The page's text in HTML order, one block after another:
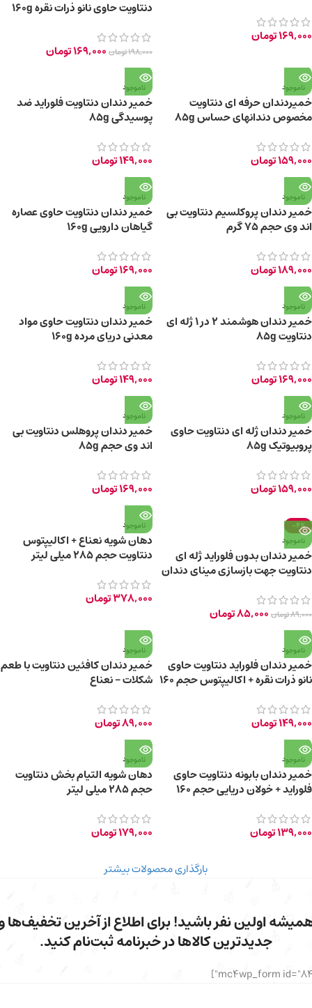
169,000تومان
دنتاویت حاوی نانو ذرات نقره 160g
198,000تومان 169,000تومان
ناموجود
خمیردندان حرفه ای دنتاویت
مخصوص دندان­های حساس 85g
159,000تومان
ناموجود
خمیر دندان دنتاویت فلوراید ضد
پوسیدگی 85g
149,000تومان
ناموجود
خمیر دندان پروکلسیم دنتاویت بی
اند وی حجم ۷۵ گرم
189,000تومان
ناموجود
خمیر دندان دنتاویت حاوی عصاره
گیاهان دارویی 160g
169,000تومان
ناموجود
خمیر دندان هوشمند 2 در 1 ژله ای
دنتاویت 85g
169,000تومان
ناموجود
خمیر دندان دنتاویت حاوی مواد
معدنی دریای مرده 160g
149,000تومان
ناموجود
خمیر دندان ژله ای دنتاویت حاوی
پروبیوتیک 85g
159,000تومان
ناموجود
خمیر دندان پروهلس دنتاویت بی
اند وی حجم 85g
169,000تومان
-4%
ناموجود
خمیر دندان بدون فلوراید ژله ای
دنتاویت جهت بازسازی مینای دندان
89,000تومان 85,000تومان
ناموجود
دهان شویه نعناع + اکالیپتوس
دنتاویت حجم 285 میلی لیتر
378,000تومان
ناموجود
خمیر دندان فلوراید دنتاویت حاوی
نانو ذرات نقره + اکالیپتوس حجم 160
149,000تومان
ناموجود
خمیر دندان کافئین دنتاویت با طعم
شکلات – نعناع
89,000تومان
ناموجود
خمیر دندان بابونه دنتاویت حاوی
فلوراید + خولان دریایی حجم 160
139,000تومان
ناموجود
دهان شویه التیام بخش دنتاویت
حجم ۲۸۵ میلی لیتر
179,000تومان
بارگذاری محصولات بیشتر
اولین نفر باشید! برای اطلاع از آخرین تخفیف‌ها
جدیدترین کالاها در خبرنامه ثبت‌نام کنید.